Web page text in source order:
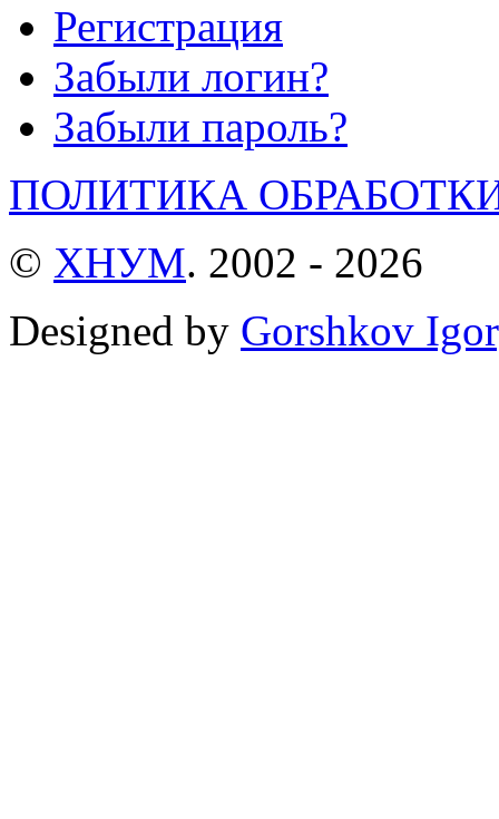
Регистрация
Забыли логин?
Забыли пароль?
ПОЛИТИКА
© ХНУМ. 2002 - 2026
Designed by Gorshkov Igor